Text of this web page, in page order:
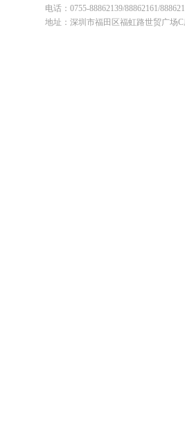
电话：0755-88862139/88862161/
地址：深圳市福田区福虹路世贸广场